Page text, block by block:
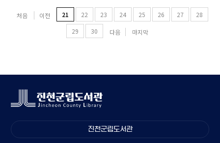
처음 이전 21 22 23 24 25 26 27
28
29
30 다음 마지막
진천군립도서관